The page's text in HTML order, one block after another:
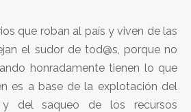
que roban al país y viven de las
el sudor de tod@s, porque no
honradamente tienen lo que
es a base de la explotación del
del saqueo de los recursos